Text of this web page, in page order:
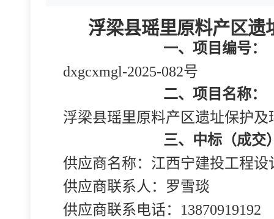
浮梁县瑶里原料产区遗
一、项目编号：
dxgcxmgl-2025-082号
二、项目名称：
浮梁县瑶里原料产区遗址保护
三、中标（成交
供应商名称：江西宁建投工程设
供应商联系人：罗雪琰
供应商联系电话：13870919192